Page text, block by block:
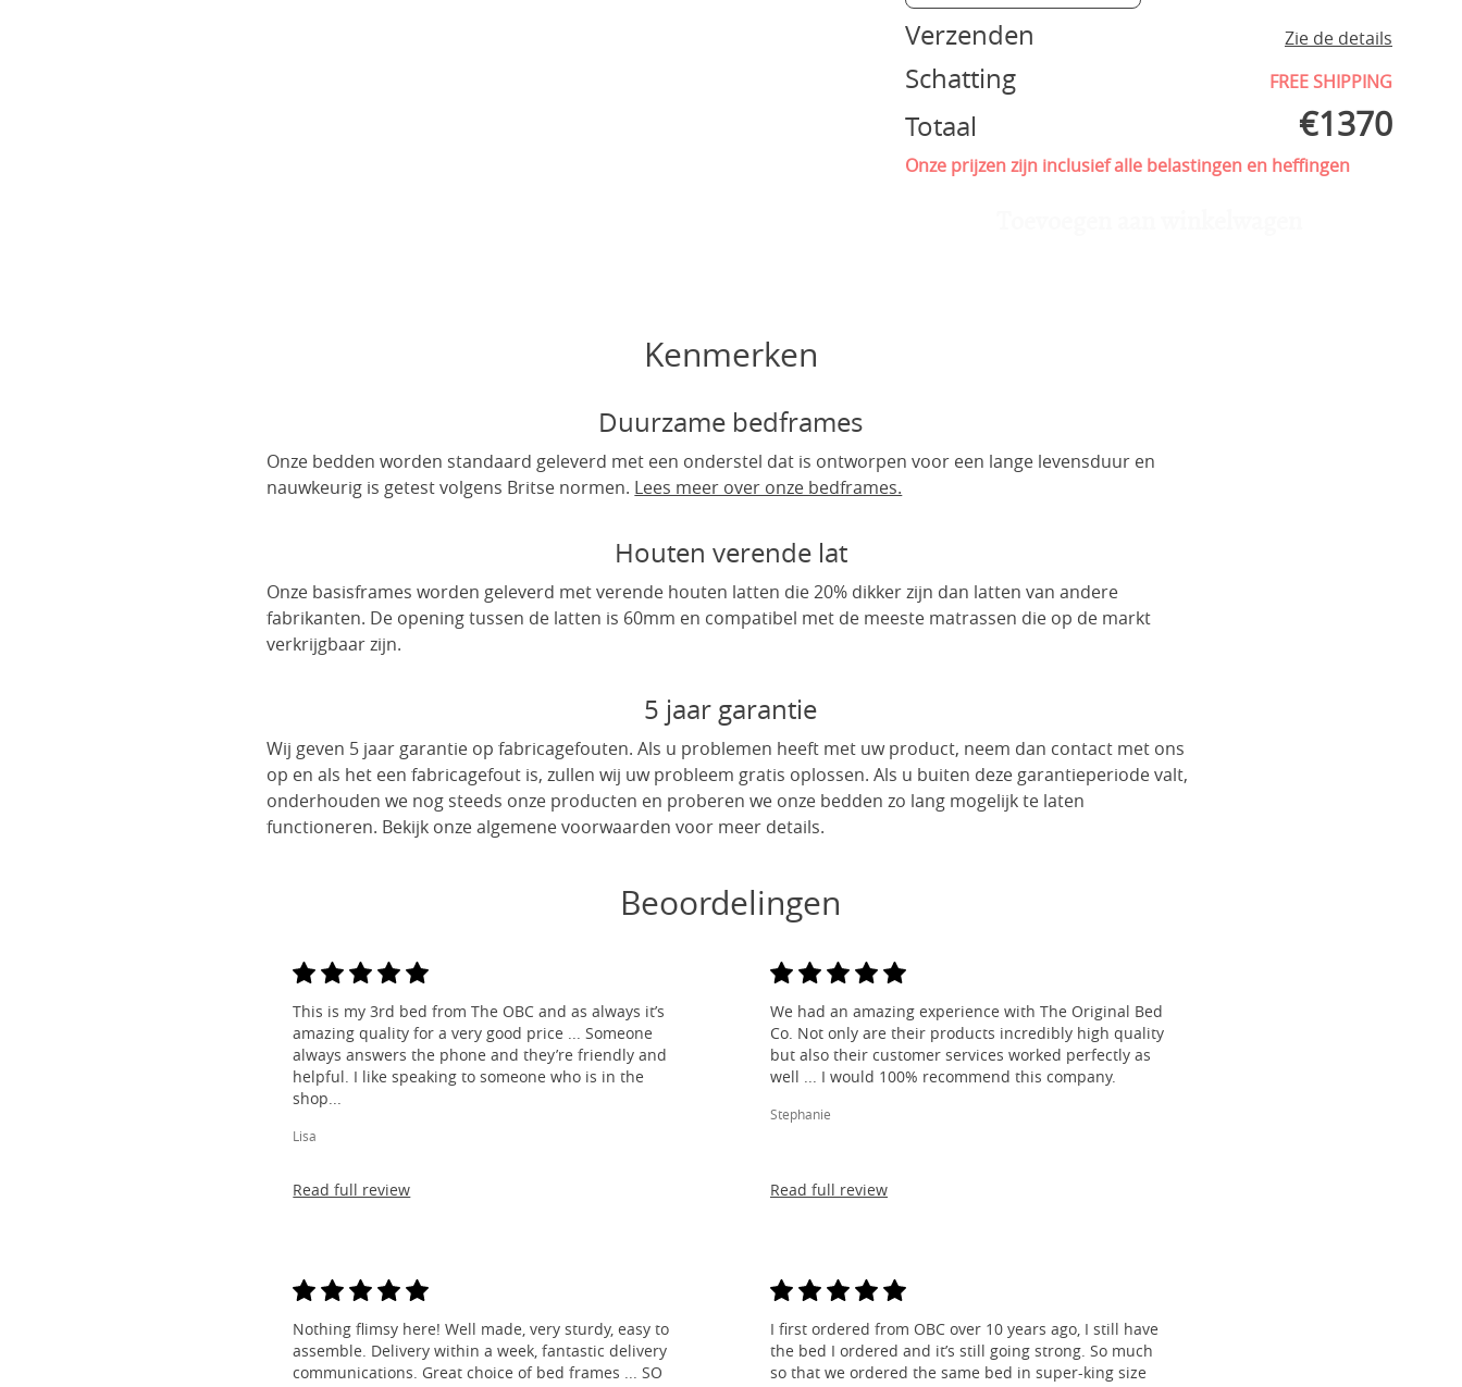
Verzenden Zie de details
Schatting FREE SHIPPING
Totaal €1370
Onze prijzen zijn inclusief alle belastingen en heffingen
Kenmerken
Duurzame bedframes
Onze bedden worden standaard geleverd met een onderstel dat is ontworpen voor een lange levensduur en
nauwkeurig is getest volgens Britse normen. Lees meer over onze bedframes.
Houten verende lat
Onze basisframes worden geleverd met verende houten latten die 20% dikker zijn dan latten van andere
fabrikanten. De opening tussen de latten is 60mm en compatibel met de meeste matrassen die op de markt
verkrijgbaar zijn.
5 jaar garantie
Wij geven 5 jaar garantie op fabricagefouten. Als u problemen heeft met uw product, neem dan contact met ons
op en als het een fabricagefout is, zullen wij uw probleem gratis oplossen. Als u buiten deze garantieperiode valt,
onderhouden we nog steeds onze producten en proberen we onze bedden zo lang mogelijk te laten
functioneren. Bekijk onze algemene voorwaarden voor meer details.
Beoordelingen
This is my 3rd bed from The OBC and as always it’s
amazing quality for a very good price ... Someone
always answers the phone and they’re friendly and
helpful. I like speaking to someone who is in the
shop...
Lisa
Read full review
We had an amazing experience with The Original Bed
Co. Not only are their products incredibly high quality
but also their customer services worked perfectly as
well ... I would 100% recommend this company.
Stephanie
Read full review
Nothing flimsy here! Well made, very sturdy, easy to
assemble. Delivery within a week, fantastic delivery
communications. Great choice of bed frames ... SO
I first ordered from OBC over 10 years ago, I still have
the bed I ordered and it’s still going strong. So much
so that we ordered the same bed in super-king size